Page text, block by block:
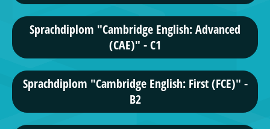
Sprachdiplom "Cambridge English: Advanced
(CAE)" - C1
Sprachdiplom "Cambridge English: First (FCE)" -
B2